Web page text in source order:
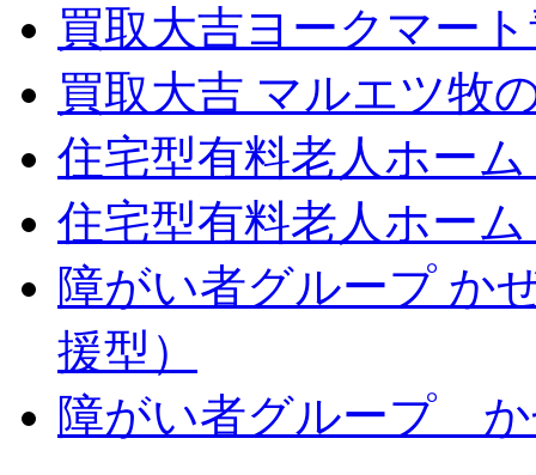
買取大吉ヨークマー
買取大吉 マルエツ牧
住宅型有料老人ホー
住宅型有料老人ホー
障がい者グループ か
援型）
障がい者グループ か